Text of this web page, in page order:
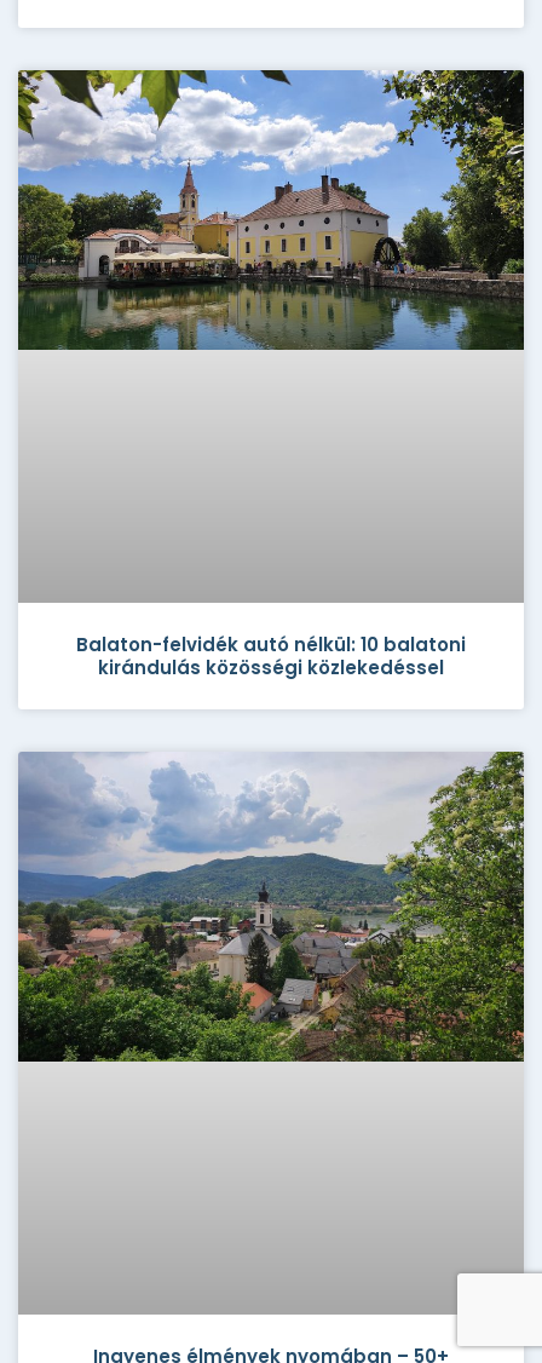
Balaton-felvidék autó nélkül: 10 balatoni
kirándulás közösségi közlekedéssel
Ingyenes élmények nyomában – 50+